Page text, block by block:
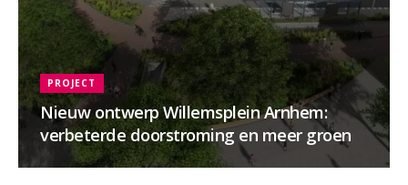
Nieuw ontwerp Willemsplein Arnhem:
verbeterde doorstroming en meer groen
PROJECT